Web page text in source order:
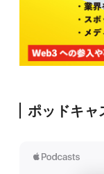
ポッドキャ